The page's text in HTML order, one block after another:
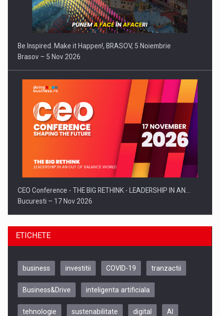
Be Inspired. Make it Happen!, BRASOV, 5 Noiembrie
Brasov – 5 Nov 2026
CEO Conference - THE BIG RETHINK - LEADERSHIP IN AN…
Bucuresti – 17 Nov 2026
ETICHETE
business investitii COVID-19 tranzactii
Business&Drive inteligenta artificiala
tehnologie sustenabilitate digital AI